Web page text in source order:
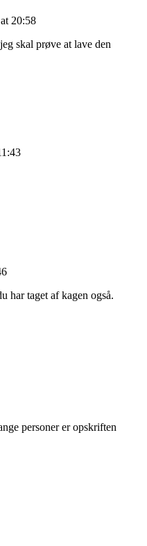
20:58
skal prøve at lave den
har taget af kagen også.
personer er opskriften